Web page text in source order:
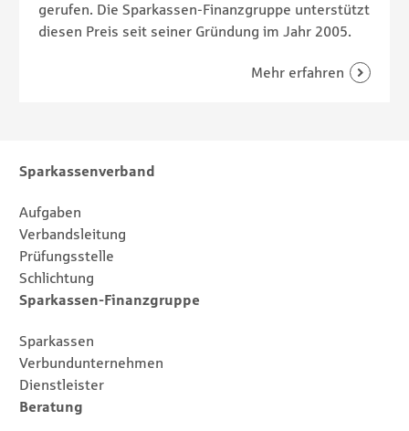
gerufen. Die Sparkassen-Finanzgruppe unterstützt
diesen Preis seit seiner Gründung im Jahr 2005.
Sitemap
Sparkassenverband
Aufgaben
Verbandsleitung
Prüfungsstelle
Schlichtung
Sparkassen-Finanzgruppe
Sparkassen
Verbundunternehmen
Dienstleister
Beratung